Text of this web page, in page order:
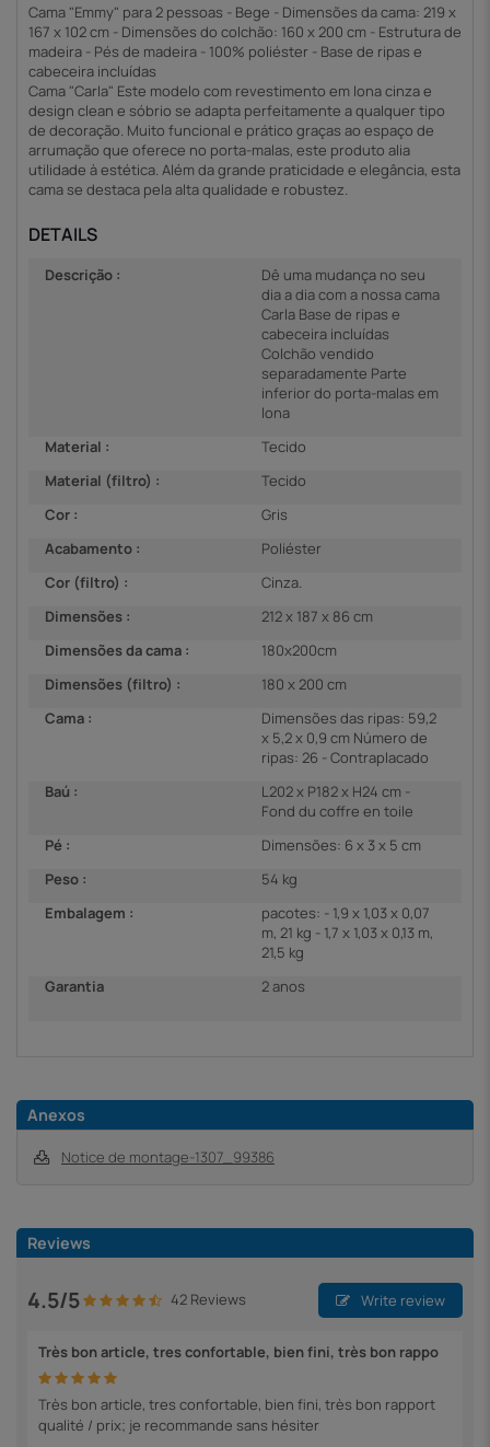
Cama "Emmy" para 2 pessoas - Bege - Dimensões da cama: 219 x
167 x 102 cm - Dimensões do colchão: 160 x 200 cm - Estrutura de
madeira - Pés de madeira - 100% poliéster - Base de ripas e
cabeceira incluídas
Cama "Carla" Este modelo com revestimento em lona cinza e
design clean e sóbrio se adapta perfeitamente a qualquer tipo
de decoração. Muito funcional e prático graças ao espaço de
arrumação que oferece no porta-malas, este produto alia
utilidade à estética. Além da grande praticidade e elegância, esta
cama se destaca pela alta qualidade e robustez.
DETAILS
Descrição :
Dê uma mudança no seu
dia a dia com a nossa cama
Carla Base de ripas e
cabeceira incluídas
Colchão vendido
separadamente Parte
inferior do porta-malas em
lona
Material :
Tecido
Material (filtro) :
Tecido
Cor :
Gris
Acabamento :
Poliéster
Cor (filtro) :
Cinza.
Dimensões :
212 x 187 x 86 cm
Dimensões da cama :
180x200cm
Dimensões (filtro) :
180 x 200 cm
Cama :
Dimensões das ripas: 59,2
x 5,2 x 0,9 cm Número de
ripas: 26 - Contraplacado
Baú :
L202 x P182 x H24 cm -
Fond du coffre en toile
Pé :
Dimensões: 6 x 3 x 5 cm
Peso :
54 kg
Embalagem :
pacotes: - 1,9 x 1,03 x 0,07
m, 21 kg - 1,7 x 1,03 x 0,13 m,
21,5 kg
Garantia
2 anos
Anexos
Notice de montage-1307_99386
Reviews
4.5/5 42 Reviews Write review
Très bon article, tres confortable, bien fini, très bon rappo
Très bon article, tres confortable, bien fini, très bon rapport
qualité / prix; je recommande sans hésiter